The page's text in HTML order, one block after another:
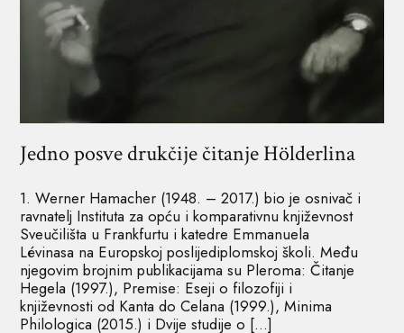
Jedno posve drukčije čitanje Hölderlina
1. Werner Hamacher (1948. – 2017.) bio je osnivač i
ravnatelj Instituta za opću i komparativnu književnost
Sveučilišta u Frankfurtu i katedre Emmanuela
Lévinasa na Europskoj poslijediplomskoj školi. Među
njegovim brojnim publikacijama su Pleroma: Čitanje
Hegela (1997.), Premise: Eseji o filozofiji i
književnosti od Kanta do Celana (1999.), Minima
Philologica (2015.) i Dvije studije o […]